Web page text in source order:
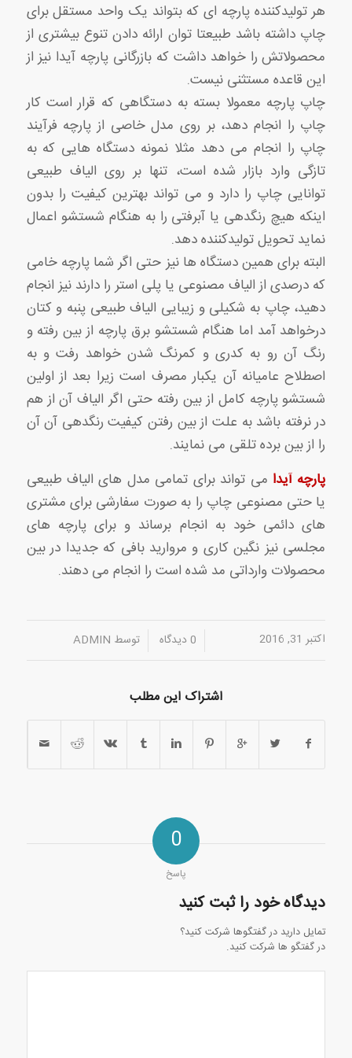
هر تولیدکننده پارچه ای که بتواند یک واحد مستقل برای
چاپ داشته باشد طبیعتا توان ارائه دادن تنوع بیشتری از
محصولاتش را خواهد داشت که بازرگانی پارچه آیدا نیز از
این قاعده مستثنی نیست.
چاپ پارچه معمولا بسته به دستگاهی که قرار است کار
چاپ را انجام دهد، بر روی مدل خاصی از پارچه فرآیند
چاپ را انجام می دهد مثلا نمونه دستگاه هایی که به
تازگی وارد بازار شده است، تنها بر روی الیاف طبیعی
توانایی چاپ را دارد و می تواند بهترین کیفیت را بدون
اینکه هیچ رنگدهی یا آبرفتی را به هنگام شستشو اعمال
نماید تحویل تولیدکننده دهد.
البته برای همین دستگاه ها نیز حتی اگر شما پارچه خامی
که درصدی از الیاف مصنوعی یا پلی استر را دارند نیز انجام
دهید، چاپ به شکیلی و زیبایی الیاف طبیعی پنبه و کتان
درخواهد آمد اما هنگام شستشو برق پارچه از بین رفته و
رنگ آن رو به کدری و کمرنگ شدن خواهد رفت و به
اصطلاح عامیانه آن یکبار مصرف است زیرا بعد از اولین
شستشو پارچه کامل از بین رفته حتی اگر الیاف آن از هم
در نرفته باشد به علت از بین رفتن کیفیت رنگدهی آن آن
را از بین برده تلقی می نمایند.
پارچه آیدا می تواند برای تمامی مدل های الیاف طبیعی
یا حتی مصنوعی چاپ را به صورت سفارشی برای مشتری
های دائمی خود به انجام برساند و برای پارچه های
مجلسی نیز نگین کاری و مروارید بافی که جدیدا در بین
محصولات وارداتی مد شده است را انجام می دهند.
اکتبر 31, 2016 0 دیدگاه/ توسط ADMIN
اشتراک این مطلب
0
پاسخ
دیدگاه خود را ثبت کنید
تمایل دارید در گفتگوها شرکت کنید؟
در گفتگو ها شرکت کنید.